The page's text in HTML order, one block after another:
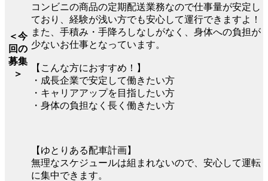
＜今
回の
募集
＞
コンビニの商品の定期配送業務なので仕事量が安定し
ており、経験が浅い方でも安心して運行できますよ！
また、手積み・手降ろしなしがなく、身体への負担が
少ないお仕事となっています。
【こんな方におすすめ！】
・成長企業で安定して働きたい方
・キャリアアップを目指したい方
・身体の負担なく長く働きたい方
【ゆとりある配車計画】
無理なスケジュールは組まれないので、安心して運転
に集中できます。